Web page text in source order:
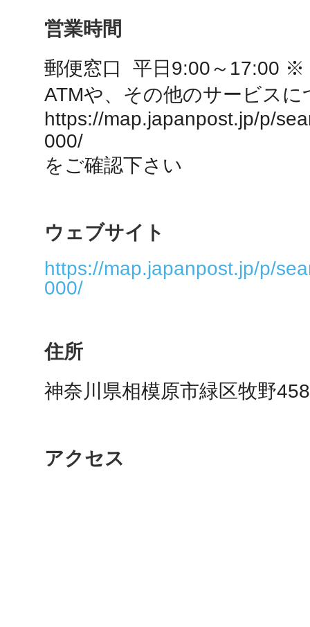
営業時間
郵便窓口  平日9:00～17:00 ※
ATMや、その他のサービスに
https://map.japanpost.jp/p/
000/
をご確認下さい
ウェブサイト
https://map.japanpost.jp/p/
000/
住所
神奈川県相模原市緑区牧野
アクセス
生駒